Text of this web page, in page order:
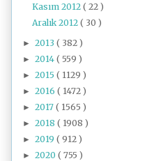
Kasım 2012( 22 )
Aralık 2012( 30 )
► 2013 ( 382 )
► 2014 ( 559 )
► 2015 ( 1129 )
► 2016 ( 1472 )
► 2017 ( 1565 )
► 2018 ( 1908 )
► 2019 ( 912 )
► 2020 ( 755 )